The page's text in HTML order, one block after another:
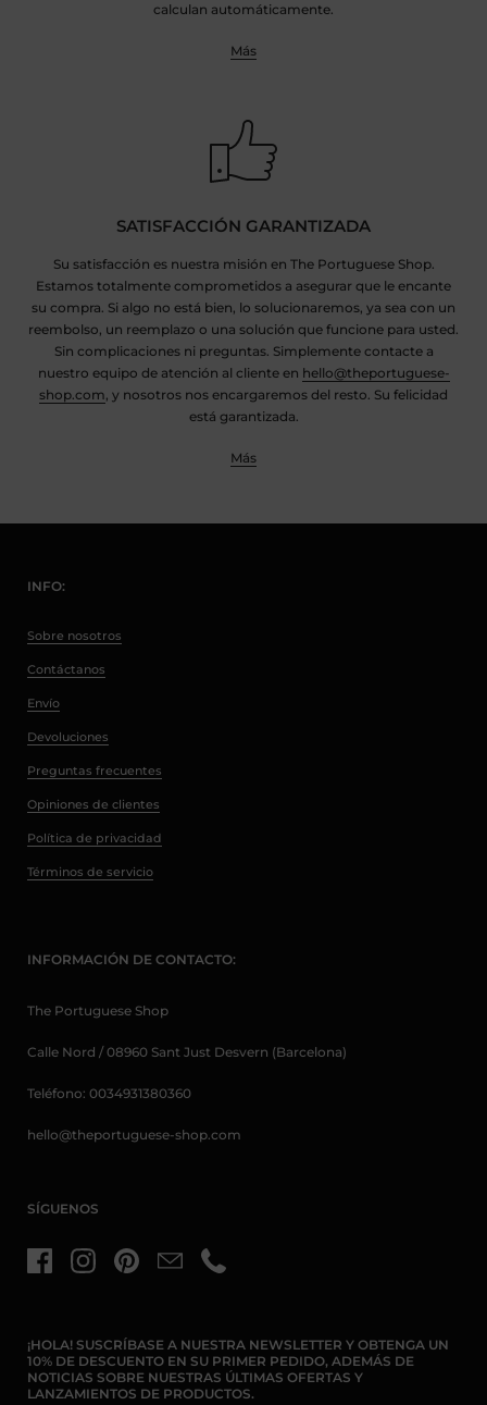
calculan automáticamente.
Más
SATISFACCIÓN GARANTIZADA
Su satisfacción es nuestra misión en The Portuguese Shop.
Estamos totalmente comprometidos a asegurar que le encante
su compra. Si algo no está bien, lo solucionaremos, ya sea con un
reembolso, un reemplazo o una solución que funcione para usted.
Sin complicaciones ni preguntas. Simplemente contacte a
nuestro equipo de atención al cliente en hello@theportuguese-
shop.com, y nosotros nos encargaremos del resto. Su felicidad
está garantizada.
Más
INFO:
Sobre nosotros
Contáctanos
Envío
Devoluciones
Preguntas frecuentes
Opiniones de clientes
Política de privacidad
Términos de servicio
INFORMACIÓN DE CONTACTO:
The Portuguese Shop
Calle Nord / 08960 Sant Just Desvern (Barcelona)
Teléfono: 0034931380360
hello@theportuguese-shop.com
SÍGUENOS
FacebookInstagramPinterestEmail Teléfono
¡HOLA! SUSCRÍBASE A NUESTRA NEWSLETTER Y OBTENGA UN
10% DE DESCUENTO EN SU PRIMER PEDIDO, ADEMÁS DE
NOTICIAS SOBRE NUESTRAS ÚLTIMAS OFERTAS Y
LANZAMIENTOS DE PRODUCTOS.